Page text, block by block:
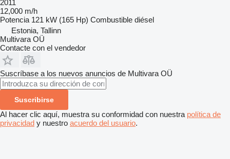
2011
12,000 m/h
Potencia 121 kW (165 Hp) Combustible diésel
Estonia, Tallinn
Multivara OÜ
Contacte con el vendedor
Suscríbase a los nuevos anuncios de Multivara OÜ
Suscribirse
Al hacer clic aquí, muestra su conformidad con nuestra política de
privacidad y nuestro acuerdo del usuario.